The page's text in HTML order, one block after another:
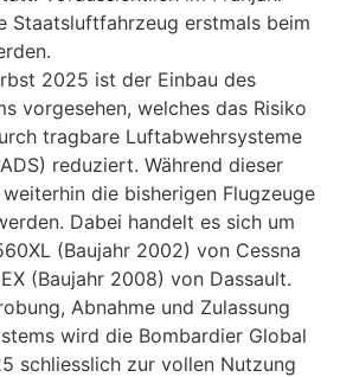
Staatsluftfahrzeug erstmals beim
2025 ist der Einbau des
vorgesehen, welches das Risiko
tragbare Luftabwehrsysteme
reduziert. Während dieser
die bisherigen Flugzeuge
Dabei handelt es sich um
(Baujahr 2002) von Cessna
(Baujahr 2008) von Dassault.
Abnahme und Zulassung
wird die Bombardier Global
schliesslich zur vollen Nutzung